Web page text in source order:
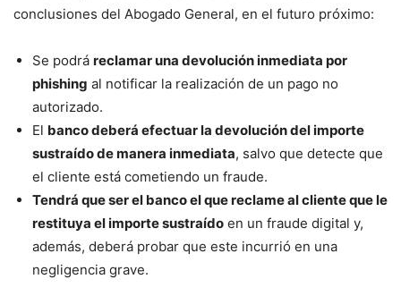
conclusiones del Abogado General, en el futuro próximo:
Se podrá reclamar una devolución inmediata por
phishing al notificar la realización de un pago no
autorizado.
El banco deberá efectuar la devolución del importe
sustraído de manera inmediata, salvo que detecte que
el cliente está cometiendo un fraude.
Tendrá que ser el banco el que reclame al cliente que le
restituya el importe sustraído en un fraude digital y,
además, deberá probar que este incurrió en una
negligencia grave.